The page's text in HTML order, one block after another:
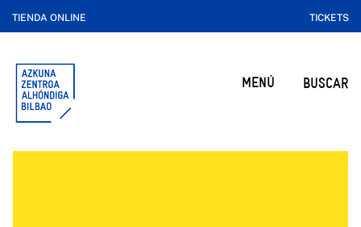
TIENDA ONLINE TICKETS
MENÚ BUSCAR